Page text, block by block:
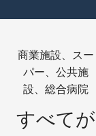
商業施設、スー
パー、公共施
設、総合病院
すべてが